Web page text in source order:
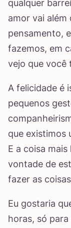
qualquer
amor vai
pensamento,
fazemos, em
vejo que você
A felicidade é
pequenos
que existimos
E a coisa
vontade de
fazer as
Eu gostaria
horas, só